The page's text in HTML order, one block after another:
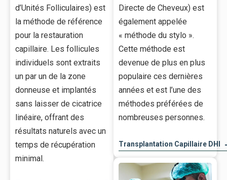
d’Unités Folliculaires) est
la méthode de référence
pour la restauration
capillaire. Les follicules
individuels sont extraits
un par un de la zone
donneuse et implantés
sans laisser de cicatrice
linéaire, offrant des
résultats naturels avec un
temps de récupération
minimal.
Directe de Cheveux) est
également appelée
« méthode du stylo ».
Cette méthode est
devenue de plus en plus
populaire ces dernières
années et est l’une des
méthodes préférées de
nombreuses personnes.
Transplantation Capillaire DHI